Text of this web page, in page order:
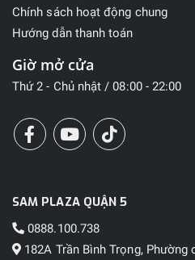
Chính sách hoạt động chung
Hướng dẫn thanh toán
Giờ mở cửa
Thứ 2 - Chủ nhật / 08:00 - 22:00
SAM PLAZA QUẬN 5
0888.100.738
182A Trần Bình Trọng, Phường